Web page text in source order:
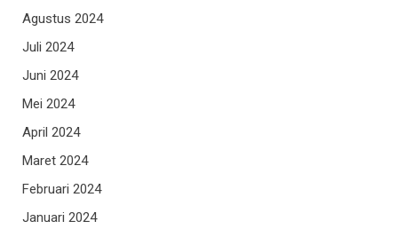
Agustus 2024
Juli 2024
Juni 2024
Mei 2024
April 2024
Maret 2024
Februari 2024
Januari 2024